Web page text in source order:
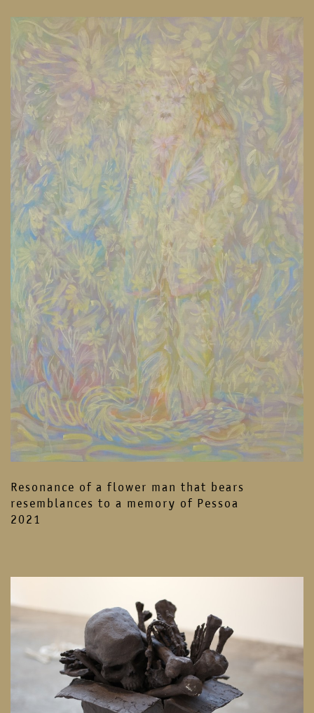
Resonance of a flower man that bears
resemblances to a memory of Pessoa
2021